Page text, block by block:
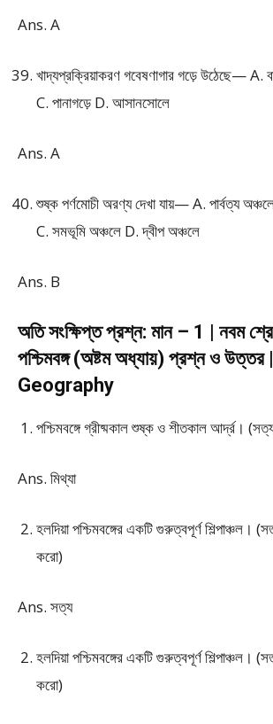
Ans. A
খাদ্যপ্রক্রিয়াকরণ গবেষণাগার গড়ে উঠেছে— A.
C. পানাগড়ে D. আসানসোলে
Ans. A
শুষ্ক পর্ণমোচী অরণ্য দেখা যায়— A. পার্বত্য
C. সমভূমি অঞ্চলে D. দ্বীপ অঞ্চলে
Ans. B
অতি সংক্ষিপ্ত প্রশ্ন: মান – 1 | নবম
পশ্চিমবঙ্গ (অষ্টম অধ্যায়) প্রশ্ন ও
Geography
পশ্চিমবঙ্গে গ্রীষ্মকাল শুষ্ক ও শীতকাল আর্দ্র।
Ans. মিথ্যা
হলদিয়া পশ্চিমবঙ্গের একটি গুরুত্বপূর্ণ শিল্পাঞ্চল।
করো)
Ans. সত্য
হলদিয়া পশ্চিমবঙ্গের একটি গুরুত্বপূর্ণ শিল্পাঞ্চল।
করো)